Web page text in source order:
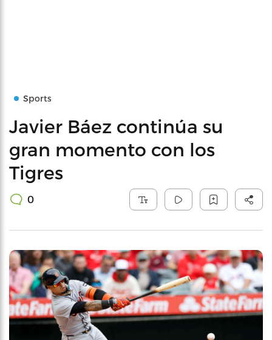
Sports
Javier Báez continúa su
gran momento con los
Tigres
0